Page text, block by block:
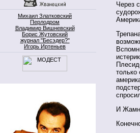
Михаил Златковский
Перлодром
Владимир Вишневский
Борис Жутовский
журнал "Бесэдер?"
Игорь Иртеньев
Через
только
И